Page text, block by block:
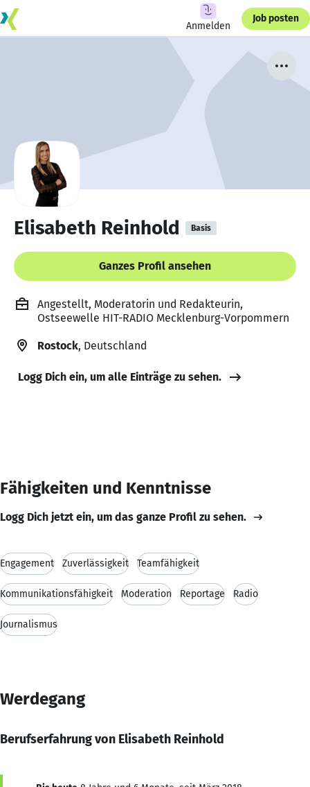
Anmelden
Job posten
Elisabeth Reinhold Basis
Ganzes Profil ansehen
Angestellt, Moderatorin und Redakteurin,
Ostseewelle HIT-RADIO Mecklenburg-Vorpommern
Rostock, Deutschland
Logg Dich ein, um alle Einträge zu sehen.
Fähigkeiten und Kenntnisse
Logg Dich jetzt ein, um das ganze Profil zu sehen.
Engagement Zuverlässigkeit Teamfähigkeit
Kommunikationsfähigkeit Moderation Reportage Radio
Journalismus
Werdegang
Berufserfahrung von Elisabeth Reinhold